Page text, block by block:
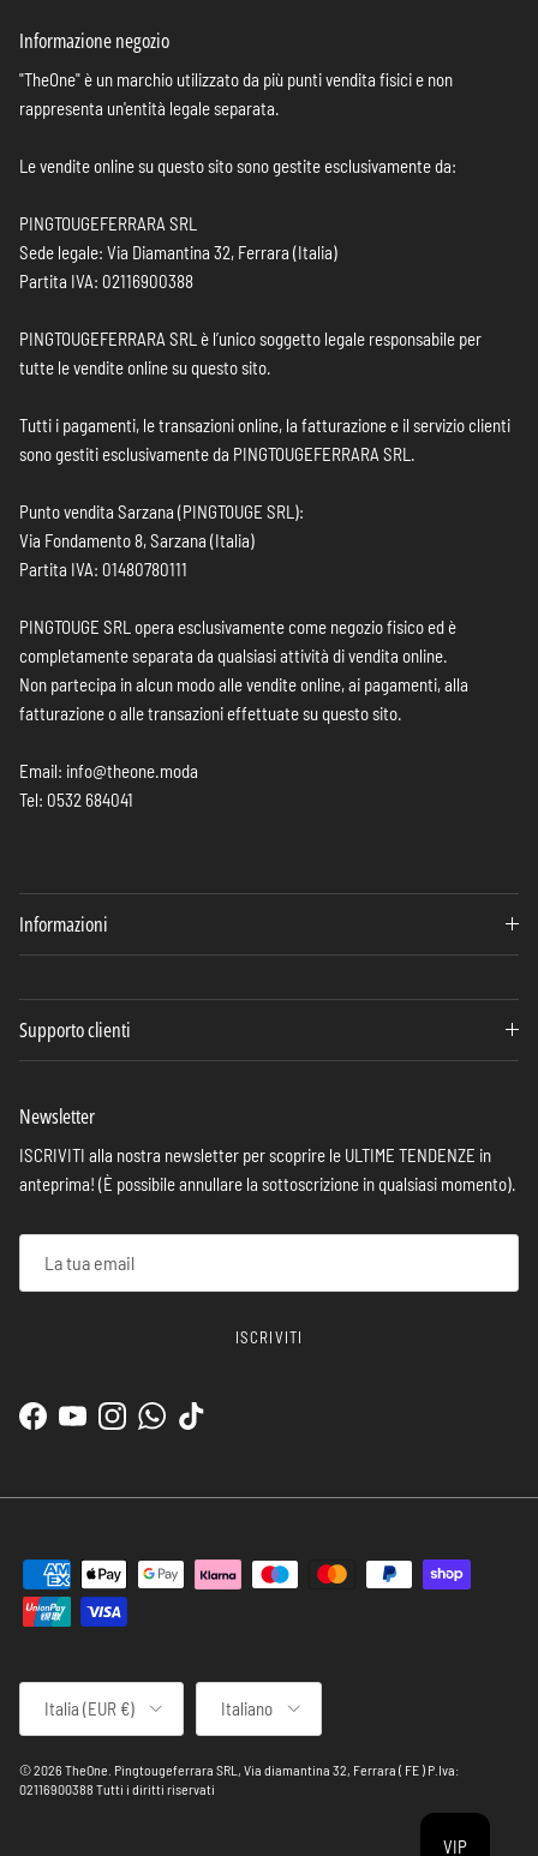
Informazione negozio
"TheOne" è un marchio utilizzato da più punti vendita fisici e non
rappresenta un'entità legale separata.
Le vendite online su questo sito sono gestite esclusivamente da:
PINGTOUGEFERRARA SRL
Sede legale: Via Diamantina 32, Ferrara (Italia)
Partita IVA: 02116900388
PINGTOUGEFERRARA SRL è l’unico soggetto legale responsabile per
tutte le vendite online su questo sito.
Tutti i pagamenti, le transazioni online, la fatturazione e il servizio clienti
sono gestiti esclusivamente da PINGTOUGEFERRARA SRL.
Punto vendita Sarzana (PINGTOUGE SRL):
Via Fondamento 8, Sarzana (Italia)
Partita IVA: 01480780111
PINGTOUGE SRL opera esclusivamente come negozio fisico ed è
completamente separata da qualsiasi attività di vendita online.
Non partecipa in alcun modo alle vendite online, ai pagamenti, alla
fatturazione o alle transazioni effettuate su questo sito.
Email: info@theone.moda
Tel: 0532 684041
Informazioni
Supporto clienti
Newsletter
ISCRIVITI alla nostra newsletter per scoprire le ULTIME TENDENZE in
anteprima! (È possibile annullare la sottoscrizione in qualsiasi momento).
ISCRIVITI
FacebookYouTubeInstagramWhatsAppTikTok
Italia (EUR €) Italiano
© 2026 TheOne Pingtougeferrara SRL, Via diamantina 32, Ferrara ( FE ) P.Iva:
02116900388 Tutti i diritti riservati
VIP